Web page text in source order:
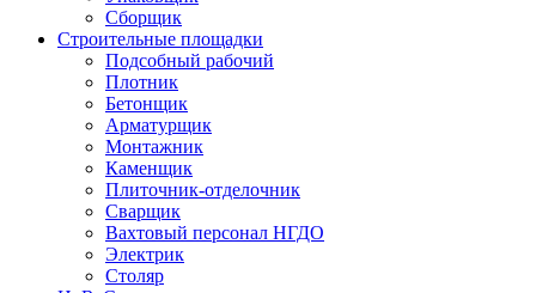
Сборщик
Строительные площадки
Подсобный рабочий
Плотник
Бетонщик
Арматурщик
Монтажник
Каменщик
Плиточник-отделочник
Сварщик
Вахтовый персонал НГДО
Электрик
Столяр